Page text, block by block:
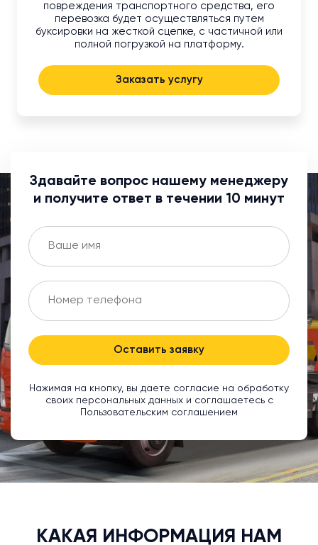
повреждения транспортного средства, его
перевозка будет осуществляться путем
буксировки на жесткой сцепке, с частичной или
полной погрузкой на платформу.
Заказать услугу
Здавайте вопрос нашему менеджеру
и получите ответ в течении 10 минут
Оставить заявку
Нажимая на кнопку, вы даете согласие на обработку
своих персональных данных и соглашаетесь с
Пользовательским соглашением
КАКАЯ ИНФОРМАЦИЯ НАМ